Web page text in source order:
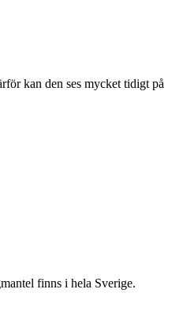
kan den ses mycket tidigt på
finns i hela Sverige.